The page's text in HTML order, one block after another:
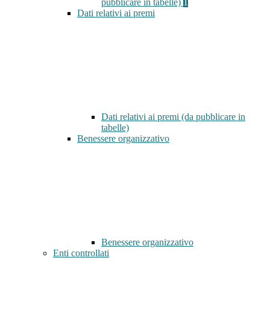
pubblicare in tabelle)
Dati relativi ai premi
Dati relativi ai premi (da pubblicare in
tabelle)
Benessere organizzativo
Benessere organizzativo
Enti controllati